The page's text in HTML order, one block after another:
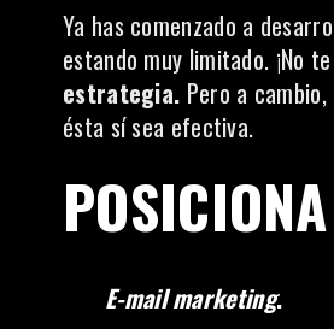
Ya has comenzado a
estando muy limitado. ¡No
estrategia. Pero a
ésta sí sea efectiva.
E-mail marketing.